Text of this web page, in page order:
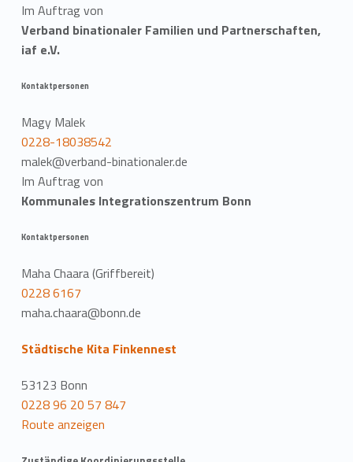
Im Auftrag von
Verband binationaler Familien und Partnerschaften,
iaf e.V.
Kontaktpersonen
Magy Malek
0228-18038542
malek@verband-binationaler.de
Im Auftrag von
Kommunales Integrationszentrum Bonn
Kontaktpersonen
Maha Chaara (Griffbereit)
0228 6167
maha.chaara@bonn.de
Städtische Kita Finkennest
53123 Bonn
0228 96 20 57 847
Route anzeigen